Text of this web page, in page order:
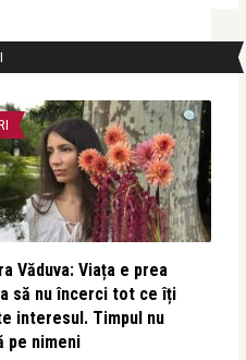
Văduva: Viața e prea
să nu încerci tot ce îți
interesul. Timpul nu
pe nimeni